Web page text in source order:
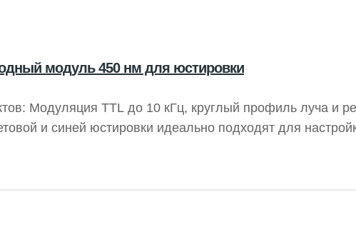
модуль 450 нм для юстировки
Модуляция TTL до 10 кГц, круглый профиль луча и
и синей юстировки идеально подходят для
мВт, эти лазеры часто используются в визуальных